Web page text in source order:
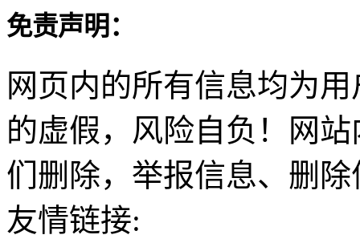
免责声明：
网页内的所有信息均为
的虚假，风险自负！网
们删除，举报信息、删
友情链接: